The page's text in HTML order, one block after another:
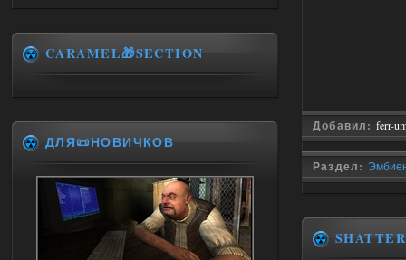
Добавил: ferr-
Раздел:
CARAMEL🎁SECTION
ДЛЯ📜НОВИЧКОВ